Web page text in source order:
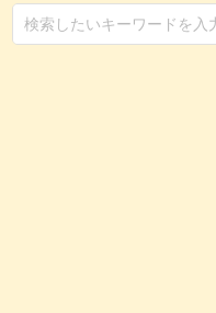
犬のケア・お手入れ
猫のケア・お手入れ